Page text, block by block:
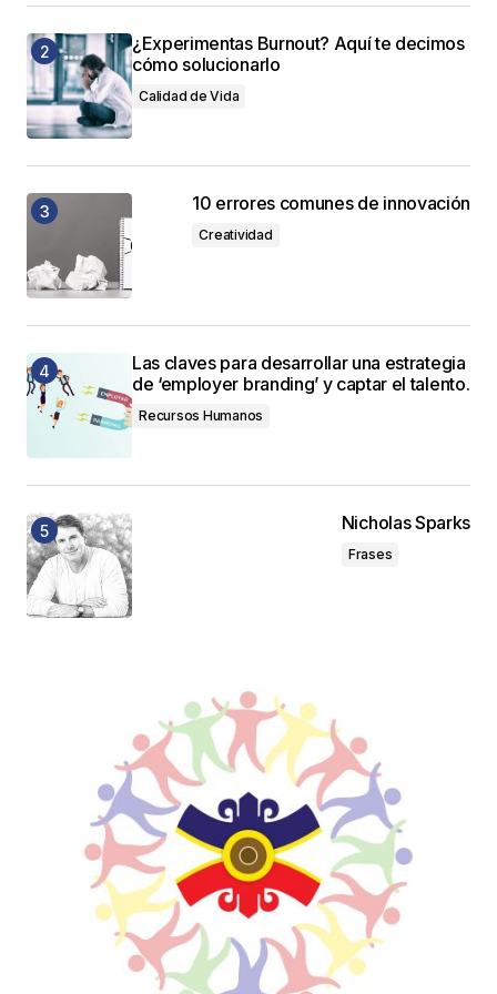
gracias por enseñarme de manera tan facil como
empezar a ser un buen lider
felicidades por su blog
alberto bañuelos
15 marzo, 2013 at 12:55 am
Responder
hola me parese bien la tema
veronica dias
Responder
26 febrero, 2014 at 9:22 am
Responder
Tu dirección de correo electrónico no será
Los campos obligatorios están
marcados con
*
Comentario*
Your Name*
¿Experimentas Burnout? Aquí te decimos
cómo solucionarlo
Calidad de Vida
10 errores comunes de innovación
Creatividad
Las claves para desarrollar una estrategia
de ‘employer branding’ y captar el talento.
Recursos Humanos
Nicholas Sparks
Frases